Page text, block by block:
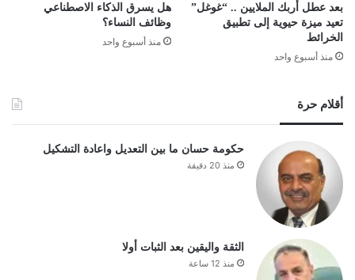
بعد عطل أربك الملايين .. “غوغل”
تعيد ميزة حيوية إلى تطبيق
الخرائط
منذ أسبوع واحد
هل يسرق الذكاء الاصطناعي
وظائف النساء؟
منذ أسبوع واحد
أقلام حرة
حكومة حسان ما بين التعديل واعادة التشكيل
منذ 20 دقيقة
الثقة واليقين بعد الثبات أولا
منذ 12 ساعة